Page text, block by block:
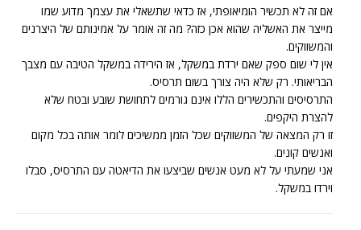
אם זה לא תכשיר הומיאופתי, אז כדאי שתשאלי את עצמך מדוע שמו
מייצר את האשליה שהוא אכן כזה? מה זה אומר על אמינותם של היצרנים
והמשווקים.
אין לי שום ספק שאם ירדת במשקל, אז הירידה במשקל הטיבה עם מצבך
הבריאותי. רק שלא היה צורך בשום תרסיס.
התרסיסים והתכשירים הללו אינם גורמים לתחושת שובע ובטח שלא
להצרת היקפים.
זו רק המצאה של המשווקים שכל הזמן ממשיכים לומר אותה בכל מקום
ואנשים קונים.
אני שמעתי על לא מעט אנשים שביצעו את הדיאטה עם התרסיס, סבלו
וירדו במשקל.